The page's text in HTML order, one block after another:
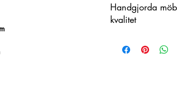
Handgjorda
kvalitet
materiaalina,